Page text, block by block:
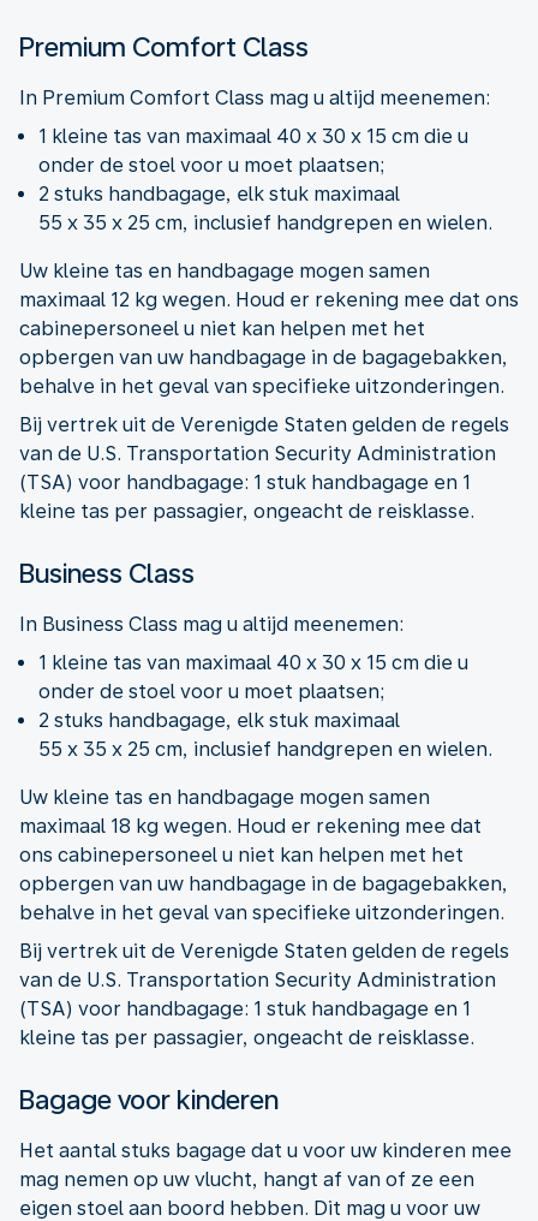
Premium Comfort Class
In Premium Comfort Class mag u altijd meenemen:
1 kleine tas van maximaal 40 x 30 x 15 cm die u
onder de stoel voor u moet plaatsen;
2 stuks handbagage, elk stuk maximaal
55 x 35 x 25 cm, inclusief handgrepen en wielen.
Uw kleine tas en handbagage mogen samen
maximaal 12 kg wegen. Houd er rekening mee dat ons
cabinepersoneel u niet kan helpen met het
opbergen van uw handbagage in de bagagebakken,
behalve in het geval van specifieke uitzonderingen.
Bij vertrek uit de Verenigde Staten gelden de regels
van de U.S. Transportation Security Administration
(TSA) voor handbagage: 1 stuk handbagage en 1
kleine tas per passagier, ongeacht de reisklasse.
Business Class
In Business Class mag u altijd meenemen:
1 kleine tas van maximaal 40 x 30 x 15 cm die u
onder de stoel voor u moet plaatsen;
2 stuks handbagage, elk stuk maximaal
55 x 35 x 25 cm, inclusief handgrepen en wielen.
Uw kleine tas en handbagage mogen samen
maximaal 18 kg wegen. Houd er rekening mee dat
ons cabinepersoneel u niet kan helpen met het
opbergen van uw handbagage in de bagagebakken,
behalve in het geval van specifieke uitzonderingen.
Bij vertrek uit de Verenigde Staten gelden de regels
van de U.S. Transportation Security Administration
(TSA) voor handbagage: 1 stuk handbagage en 1
kleine tas per passagier, ongeacht de reisklasse.
Bagage voor kinderen
Het aantal stuks bagage dat u voor uw kinderen mee
mag nemen op uw vlucht, hangt af van of ze een
eigen stoel aan boord hebben. Dit mag u voor uw